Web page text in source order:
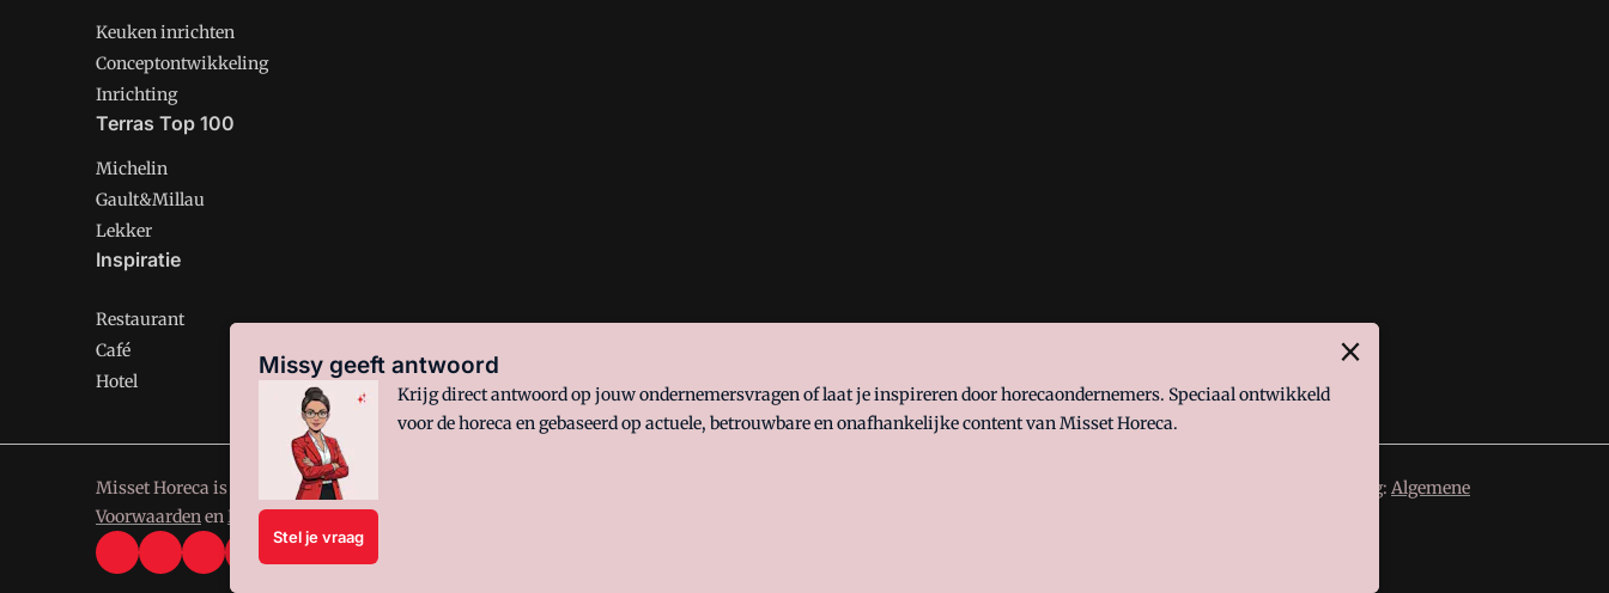
Keuken inrichten
Conceptontwikkeling
Inrichting
Terras Top 100
Michelin
Gault&Millau
Lekker
Inspiratie
Restaurant
Café
Hotel
Misset Horeca is onderdeel van VMN media. Lees in waar VMN media voor staat. Op gebruik van deze site zijn de volgende regelingen van toepassing: Algemene
VoorwaardenenPrivacy en Cookie beleid
Missy geeft antwoord
Krijg direct antwoord op jouw ondernemersvragen of laat je inspireren door horecaondernemers. Speciaal ontwikkeld
voor de horeca en gebaseerd op actuele, betrouwbare en onafhankelijke content van Misset Horeca.
Stel je vraag